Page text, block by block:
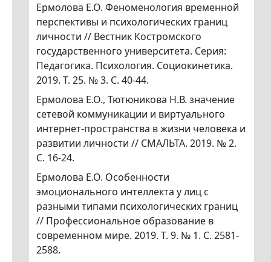
Ермолова Е.О. Феноменология временной
перспективы и психологических границ
личности // Вестник Костромского
государственного университета. Серия:
Педагогика. Психология. Социокинетика.
2019. Т. 25. № 3. С. 40-44.
Ермолова Е.О., Тютюникова Н.В. значение
сетевой коммуникации и виртуального
интернет-пространства в жизни человека и
развитии личности // СМАЛЬТА. 2019. № 2.
С. 16-24.
Ермолова Е.О. Особенности
эмоционального интеллекта у лиц с
разными типами психологических границ
// Профессиональное образование в
современном мире. 2019. Т. 9. № 1. С. 2581-
2588.